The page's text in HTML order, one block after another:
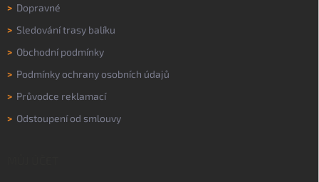
> Dopravné
> Sledování trasy balíku
> Obchodní podmínky
> Podmínky ochrany osobních údajů
> Průvodce reklamací
> Odstoupení od smlouvy